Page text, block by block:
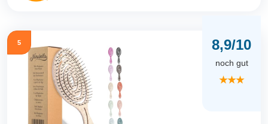
5 8,9/10
noch gut
★★★